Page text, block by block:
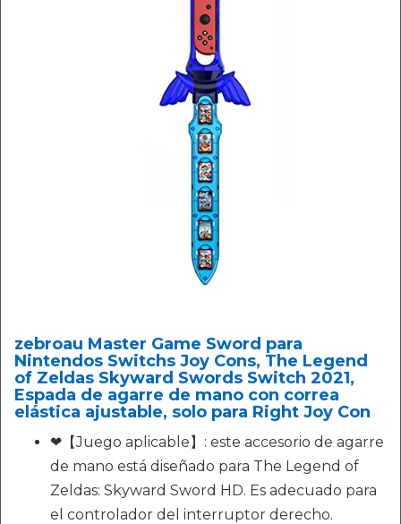
zebroau Master Game Sword para
Nintendos Switchs Joy Cons, The Legend
of Zeldas Skyward Swords Switch 2021,
Espada de agarre de mano con correa
elástica ajustable, solo para Right Joy Con
❤【Juego aplicable】: este accesorio de agarre
de mano está diseñado para The Legend of
Zeldas: Skyward Sword HD. Es adecuado para
el controlador del interruptor derecho.